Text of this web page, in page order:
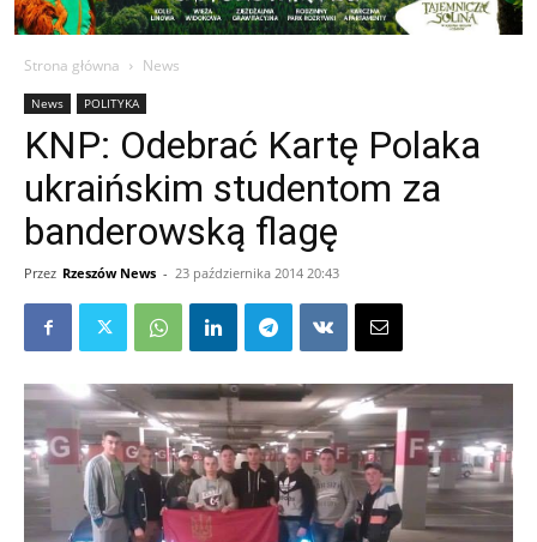
Strona główna News
News POLITYKA
KNP: Odebrać Kartę Polaka
ukraińskim studentom za
banderowską flagę
Przez Rzeszów News - 23 października 2014 20:43